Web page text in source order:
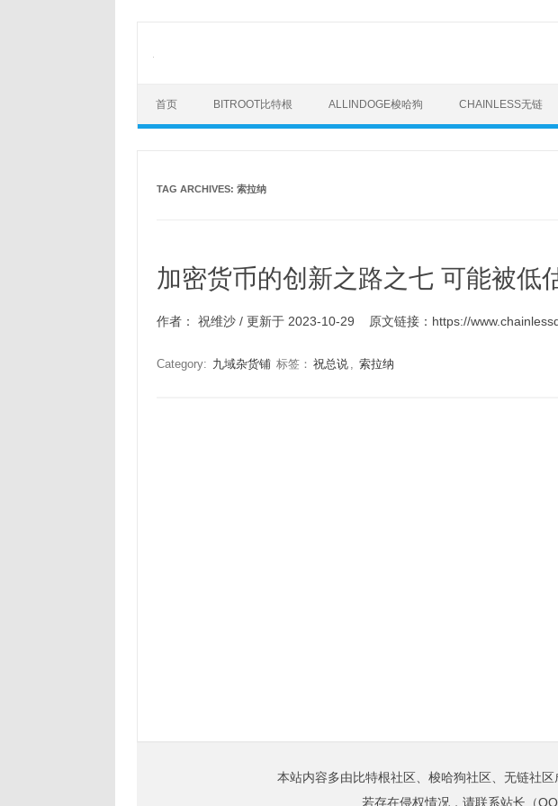
首页 BITROOT比特根 ALLINDOGE梭哈狗 CHAINLESS无链
TAG ARCHIVES: 索拉纳
加密货币的创新之路之七 可能被低
作者： 祝维沙 / 更新于 2023-10-29 原文链接：https://
Category: 九域杂货铺 标签： 祝总说 , 索拉纳
本站内容多由比特根社区、梭哈狗社区、无链社
若存在侵权情况，请联系站长（